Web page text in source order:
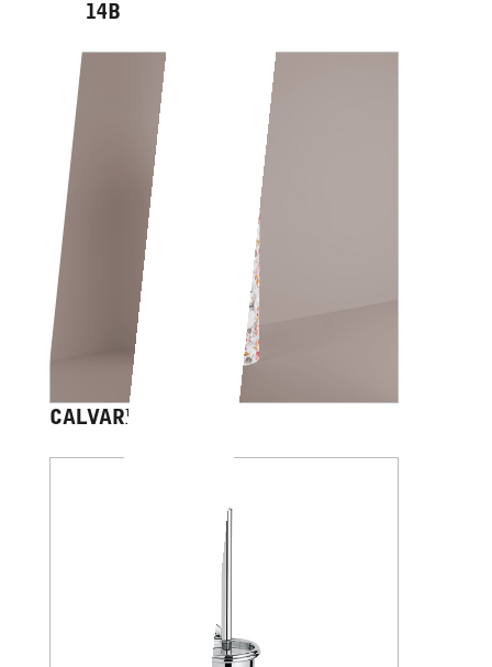
AV014B
CALVARIAM